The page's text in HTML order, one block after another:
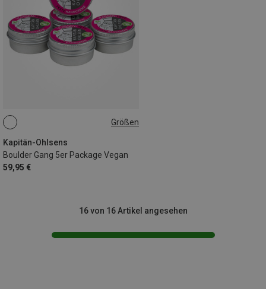
Größen
Kapitän-Ohlsens
Boulder Gang 5er Package Vegan
59,95 €
5X18G
16 von 16 Artikel angesehen